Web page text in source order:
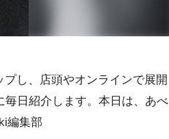
し、店頭やオンラインで展開
日紹介します。本日は、あべ
編集部